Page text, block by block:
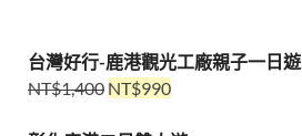
台灣好行-鹿港觀光工廠親子一日遊
NT$1,400 NT$990